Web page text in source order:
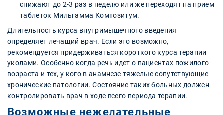
снижают до 2-3 раз в неделю или же переходят на прием
таблеток Мильгамма Композитум.
Длительность курса внутримышечного введения
определяет лечащий врач. Если это возможно,
рекомендуется придерживаться короткого курса терапии
уколами. Особенно когда речь идет о пациентах пожилого
возраста и тех, у кого в анамнезе тяжелые сопутствующие
хронические патологии. Состояние таких больных должен
контролировать врач в ходе всего периода терапии.
Возможные нежелательные